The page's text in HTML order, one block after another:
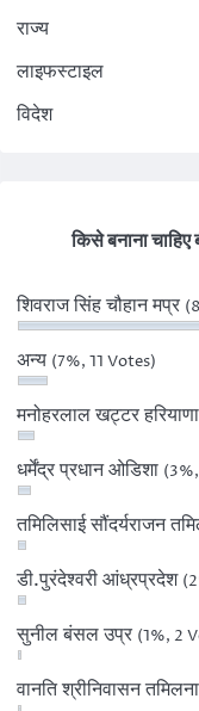
राज्य
लाइफस्टाइल
विदेश
किसे बनाना
शिवराज सिंह चौहान मप्र
अन्य (7%, 11 Votes)
मनोहरलाल खट्टर हरियाणा
धर्मेंद्र प्रधान ओडिशा
तमिलिसाई सौंदर्यराजन
डी.पुरंदेश्वरी आंध्रप्रदेश
सुनील बंसल उप्र (1%, 2
वानति श्रीनिवासन